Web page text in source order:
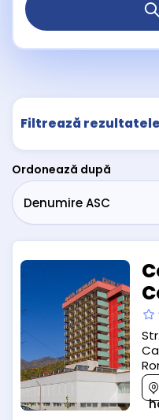
Filtrează rezultatele
Ordonează după